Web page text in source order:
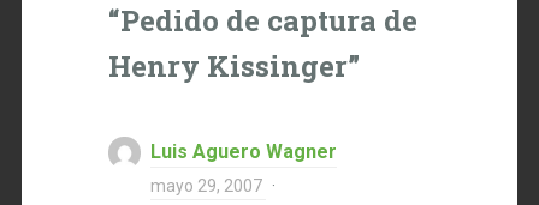
“Pedido de captura de
Henry Kissinger”
Luis Aguero Wagner
mayo 29, 2007 ·